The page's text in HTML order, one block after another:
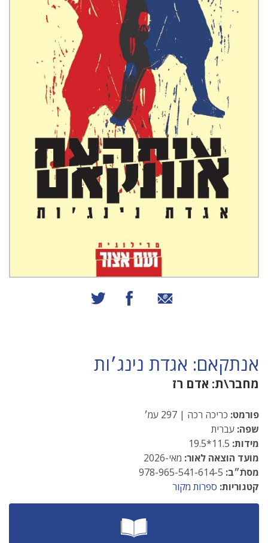
שיתוף באמצעות אימייל
שיתוף בפייסבוק
אנתקאם: אגדת נינג׳ות
מחבר\ת: אדם רז
פורמט: כריכה רכה | 297 עמ׳
שפה: עברית
מידות:
מועד הוצאה לאור: מאי-2026
מסתֿ״ב:
קטגוריות: ספרות מקור